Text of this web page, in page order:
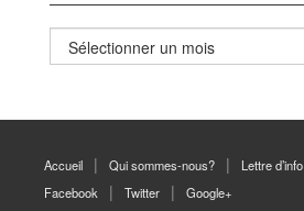
Archives
magazine
Accueil Qui sommes-nous? Lettre d’info
Facebook
Twitter Google+